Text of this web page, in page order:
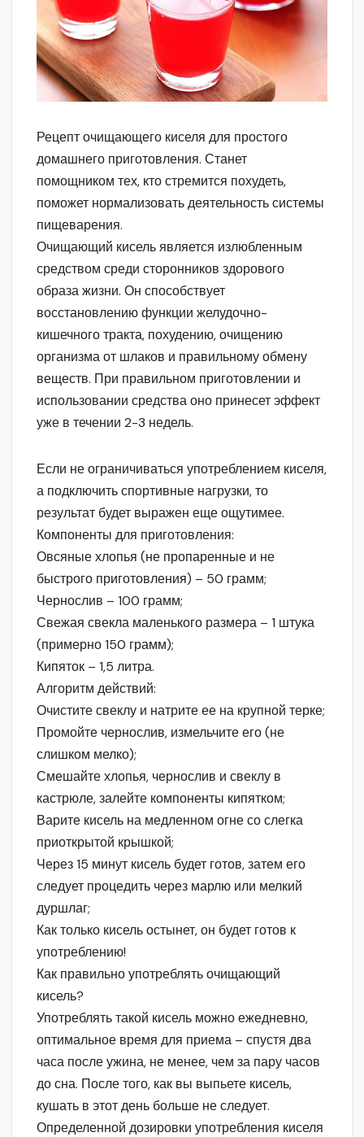
Рецепт очищающего киселя для простого
домашнего приготовления. Станет
помощником тех, кто стремится похудеть,
поможет нормализовать деятельность системы
пищеварения.
Очищающий кисель является излюбленным
средством среди сторонников здорового
образа жизни. Он способствует
восстановлению функции желудочно-
кишечного тракта, похудению, очищению
организма от шлаков и правильному обмену
веществ. При правильном приготовлении и
использовании средства оно принесет эффект
уже в течении 2-3 недель.
Если не ограничиваться употреблением киселя,
а подключить спортивные нагрузки, то
результат будет выражен еще ощутимее.
Компоненты для приготовления:
Овсяные хлопья (не пропаренные и не
быстрого приготовления) – 50 грамм;
Чернослив – 100 грамм;
Свежая свекла маленького размера – 1 штука
(примерно 150 грамм);
Кипяток – 1,5 литра.
Алгоритм действий:
Очистите свеклу и натрите ее на крупной терке;
Промойте чернослив, измельчите его (не
слишком мелко);
Смешайте хлопья, чернослив и свеклу в
кастрюле, залейте компоненты кипятком;
Варите кисель на медленном огне со слегка
приоткрытой крышкой;
Через 15 минут кисель будет готов, затем его
следует процедить через марлю или мелкий
дуршлаг;
Как только кисель остынет, он будет готов к
употреблению!
Как правильно употреблять очищающий
кисель?
Употреблять такой кисель можно ежедневно,
оптимальное время для приема – спустя два
часа после ужина, не менее, чем за пару часов
до сна. После того, как вы выпьете кисель,
кушать в этот день больше не следует.
Определенной дозировки употребления киселя